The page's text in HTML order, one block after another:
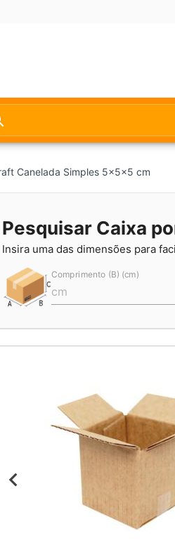
Canelada Simples 5x5x5 cm
Pesquisar Caixa
Insira uma das dimensões para
Comprimento (B) (cm)